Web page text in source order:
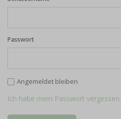
Passwort
Angemeldet bleiben
Ich habe mein Passwort vergessen.